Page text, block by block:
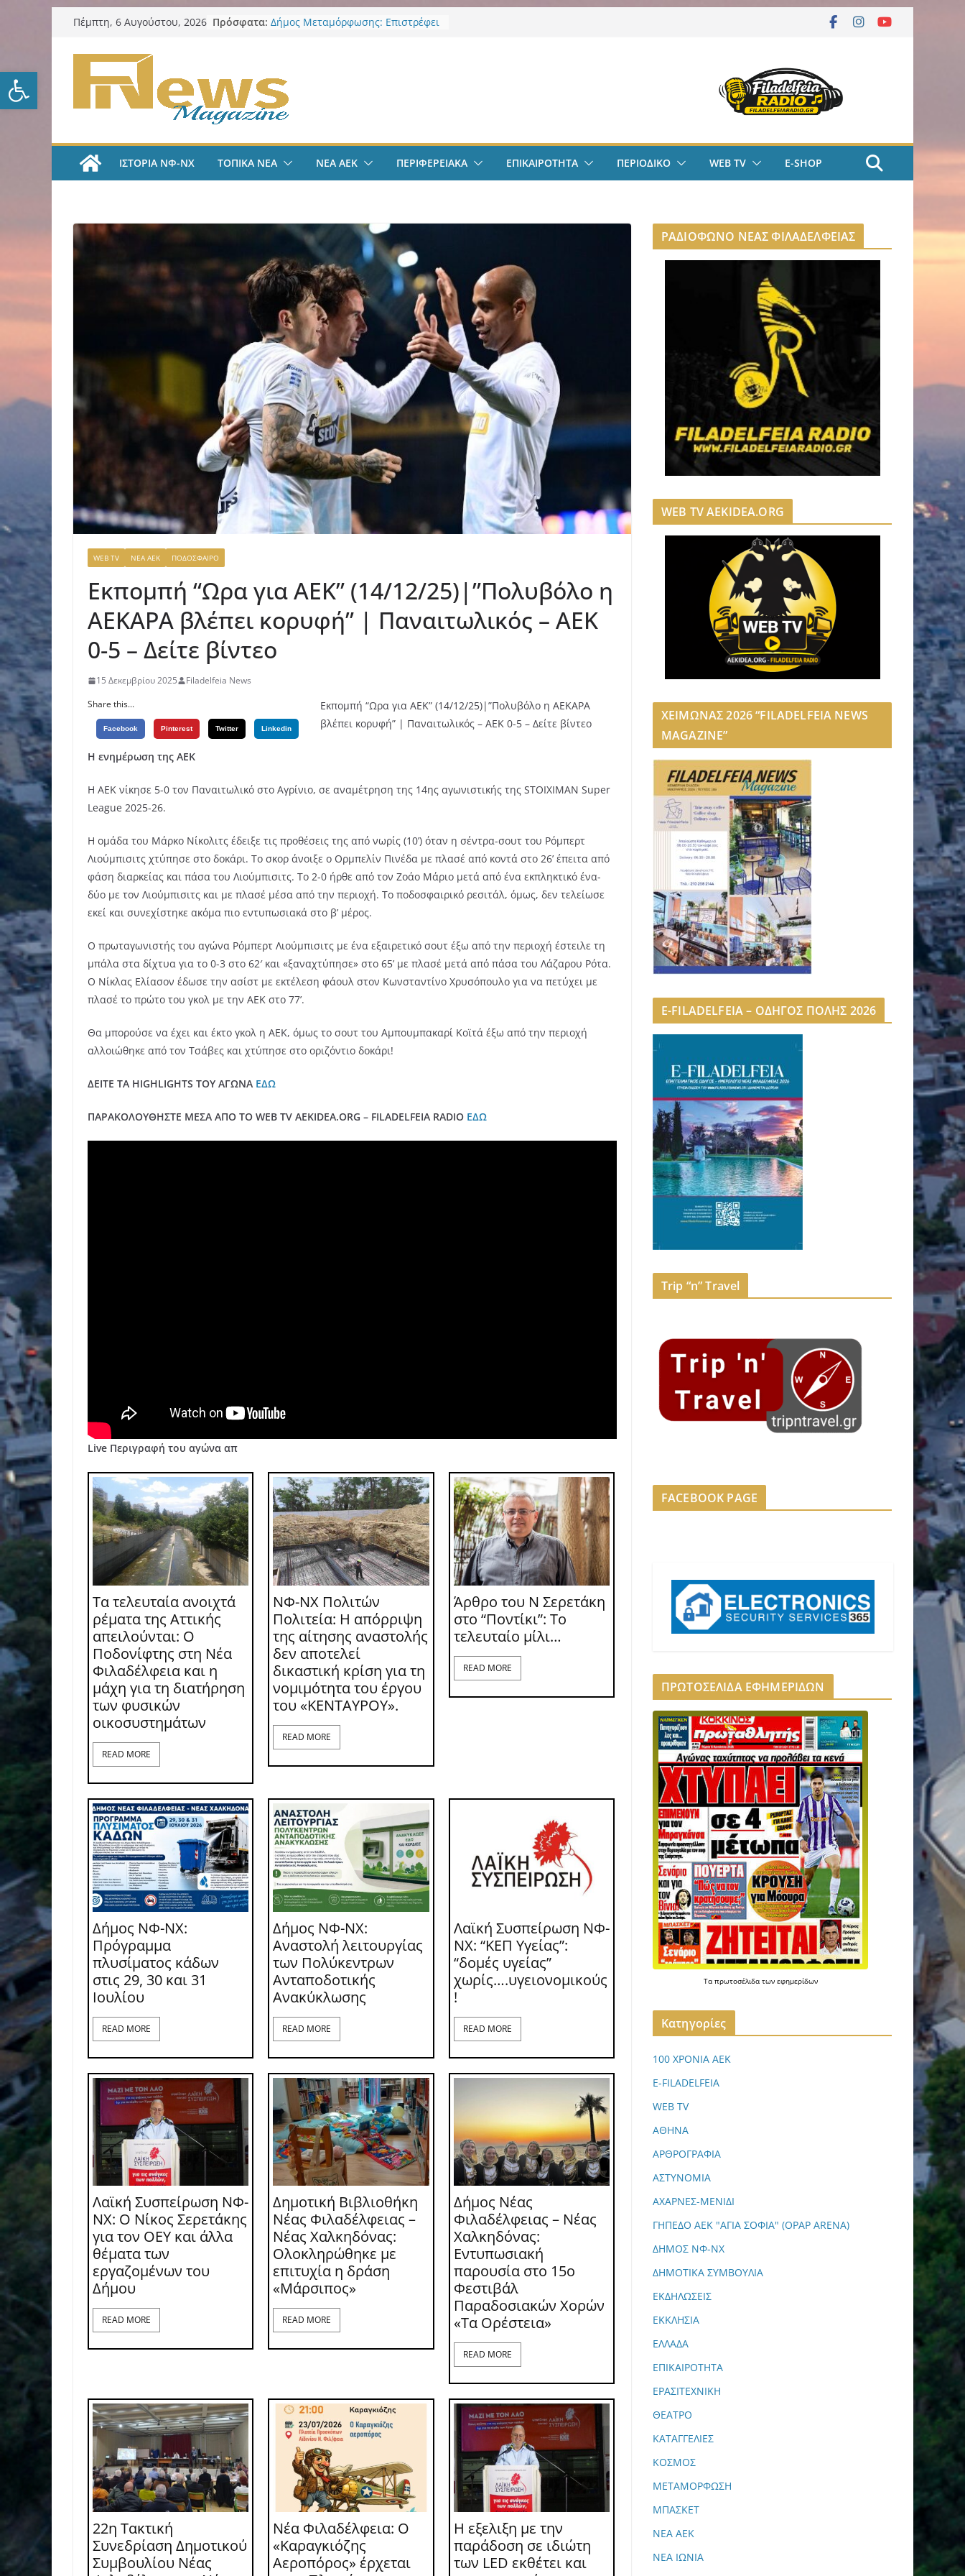
Ανοίξτε τη γραμμή εργαλείων
Μετάβαση
περιεχόμενο
Πέμπτη, 6 Αυγούστου, 2026 Πρόσφατα: Δήμος Μεταμόρφωσης: Επιστρέφει
αλλαγή του νομοθετικού πλαισιου
ΑΕΚ Ποδόσφαιρο: Στην Αθήνα ο
Μίλαν Βιτάλις – Περνά ιατρικά,
υπογράφει τετραετές συμβόλαιο
Αυτοκρατορία” #77 με ανοιχτές
γραμμές με Γιάννη Ευστρατιάδη
Πραγματοποιήθηκε η πρώτη
συγκέντρωση και προπόνηση
ενόψει της νέας αγωνιστικής σεζόν
Δήμος Νέας Ιωνίας: Ασπίδα
προστασίας στην κλιματική κρίση
ΙΣΤΟΡΙΑ ΝΦ-ΝΧ ΤΟΠΙΚΑ ΝΕΑ ΝΕΑ ΑΕΚ ΠΕΡΙΦΕΡΕΙΑΚΑ ΕΠΙΚΑΙΡΟΤΗΤΑ ΠΕΡΙΟΔΙΚΟ WEB TV E-SHOP
WEB TV ΝΕΑ ΑΕΚ ΠΟΔΟΣΦΑΙΡΟ
Εκπομπή “Ωρα για ΑΕΚ” (14/12/25)|”Πολυβόλο η
ΑΕΚΑΡΑ βλέπει κορυφή” | Παναιτωλικός – ΑΕΚ
0-5 – Δείτε βίντεο
15 Δεκεμβρίου 2025
Filadelfeia News
Share this...
Facebook Pinterest Twitter Linkedin
Εκπομπή “Ωρα για ΑΕΚ” (14/12/25)|”Πολυβόλο η ΑΕΚΑΡΑ
βλέπει κορυφή” | Παναιτωλικός – ΑΕΚ 0-5 – Δείτε βίντεο
Η ενημέρωση της ΑΕΚ
Η ΑΕΚ νίκησε 5-0 τον Παναιτωλικό στο Αγρίνιο, σε αναμέτρηση της 14ης αγωνιστικής της STOIXIMAN Super
League 2025-26.
Η ομάδα του Μάρκο Νίκολιτς έδειξε τις προθέσεις της από νωρίς (10’) όταν η σέντρα-σουτ του Ρόμπερτ
Λιούμπισιτς χτύπησε στο δοκάρι. Το σκορ άνοιξε ο Ορμπελίν Πινέδα με πλασέ από κοντά στο 26’ έπειτα από
φάση διαρκείας και πάσα του Λιούμπισιτς. Το 2-0 ήρθε από τον Ζοάο Μάριο μετά από ένα εκπληκτικό ένα-
δύο με τον Λιούμπισιτς και με πλασέ μέσα από την περιοχή. Το ποδοσφαιρικό ρεσιτάλ, όμως, δεν τελείωσε
εκεί και συνεχίστηκε ακόμα πιο εντυπωσιακά στο β’ μέρος.
Ο πρωταγωνιστής του αγώνα Ρόμπερτ Λιούμπισιτς με ένα εξαιρετικό σουτ έξω από την περιοχή έστειλε τη
μπάλα στα δίχτυα για το 0-3 στο 62′ και «ξαναχτύπησε» στο 65’ με πλασέ μετά από πάσα του Λάζαρου Ρότα.
Ο Nίκλας Ελίασον έδωσε την ασίστ με εκτέλεση φάουλ στον Κωνσταντίνο Χρυσόπουλο για να πετύχει με
πλασέ το πρώτο του γκολ με την ΑΕΚ στο 77’.
Θα μπορούσε να έχει και έκτο γκολ η ΑΕΚ, όμως το σουτ του Αμπουμπακαρί Κοϊτά έξω από την περιοχή
αλλοιώθηκε από τον Τσάβες και χτύπησε στο οριζόντιο δοκάρι!
ΔΕΙΤΕ ΤΑ HIGHLIGHTS ΤΟΥ ΑΓΩΝΑ ΕΔΩ
ΠΑΡΑΚΟΛΟΥΘΗΣΤΕ ΜΕΣΑ ΑΠΟ ΤΟ WEB TV AEKIDEA.ORG – FILADELFEIA RADIO ΕΔΩ
Live Περιγραφή του αγώνα απ
Τα τελευταία ανοιχτά
ρέματα της Αττικής
απειλούνται: Ο
Ποδονίφτης στη Νέα
Φιλαδέλφεια και η
μάχη για τη διατήρηση
των φυσικών
οικοσυστημάτων
READ MORE
ΝΦ-ΝΧ Πολιτών
Πολιτεία: Η απόρριψη
της αίτησης αναστολής
δεν αποτελεί
δικαστική κρίση για τη
νομιμότητα του έργου
του «ΚΕΝΤΑΥΡΟΥ».
READ MORE
Άρθρο του Ν Σερετάκη
στο “Ποντίκι”: Το
τελευταίο μίλι…
READ MORE
Δήμος ΝΦ-ΝΧ:
Πρόγραμμα
πλυσίματος κάδων
στις 29, 30 και 31
Ιουλίου
READ MORE
Δήμος ΝΦ-ΝΧ:
Αναστολή λειτουργίας
των Πολύκεντρων
Ανταποδοτικής
Ανακύκλωσης
READ MORE
Λαϊκή Συσπείρωση ΝΦ-
ΝΧ: “ΚΕΠ Υγείας”:
“δομές υγείας”
χωρίς….υγειονομικούς
!
READ MORE
Λαϊκή Συσπείρωση ΝΦ-
ΝΧ: O Νίκος Σερετάκης
για τον ΟΕΥ και άλλα
θέματα των
εργαζομένων του
Δήμου
READ MORE
Δημοτική Βιβλιοθήκη
Νέας Φιλαδέλφειας –
Νέας Χαλκηδόνας:
Ολοκληρώθηκε με
επιτυχία η δράση
«Μάρσιπος»
READ MORE
Δήμος Νέας
Φιλαδέλφειας – Νέας
Χαλκηδόνας:
Εντυπωσιακή
παρουσία στο 15ο
Φεστιβάλ
Παραδοσιακών Χορών
«Τα Ορέστεια»
READ MORE
22η Τακτική
Συνεδρίαση Δημοτικού
Συμβουλίου Νέας
Νέα Φιλαδέλφεια: Ο
«Καραγκιόζης
Αεροπόρος» έρχεται
Η εξελιξη με την
παράδοση σε ιδιώτη
των LED εκθέτει και
ΡΑΔΙΟΦΩΝΟ ΝΕΑΣ ΦΙΛΑΔΕΛΦΕΙΑΣ
WEB TV AEKIDEA.ORG
ΧΕΙΜΩΝΑΣ 2026 “FILADELFEIA NEWS
MAGAZINE”
E-FILADELFEIA – ΟΔΗΓΟΣ ΠΟΛΗΣ 2026
Trip “n” Travel
FACEBOOK PAGE
ΠΡΩΤΟΣΕΛΙΔΑ ΕΦΗΜΕΡΙΔΩΝ
Τα πρωτοσέλιδα των εφημερίδων
Kατηγορίες
100 ΧΡΟΝΙΑ ΑΕΚ
E-FILADELFEIA
WEB TV
ΑΘΗΝΑ
ΑΡΘΡΟΓΡΑΦΙΑ
ΑΣΤΥΝΟΜΙΑ
ΑΧΑΡΝΕΣ-ΜΕΝΙΔΙ
ΓΗΠΕΔΟ ΑΕΚ "ΑΓΙΑ ΣΟΦΙΑ" (OPAP ARENA)
ΔΗΜΟΣ ΝΦ-ΝΧ
ΔΗΜΟΤΙΚΑ ΣΥΜΒΟΥΛΙΑ
ΕΚΔΗΛΩΣΕΙΣ
ΕΚΚΛΗΣΙΑ
ΕΛΛΑΔΑ
ΕΠΙΚΑΙΡΟΤΗΤΑ
ΕΡΑΣΙΤΕΧΝΙΚΗ
ΘΕΑΤΡΟ
ΚΑΤΑΓΓΕΛΙΕΣ
ΚΟΣΜΟΣ
ΜΕΤΑΜΟΡΦΩΣΗ
ΜΠΑΣΚΕΤ
ΝΕΑ ΑΕΚ
ΝΕΑ ΙΩΝΙΑ